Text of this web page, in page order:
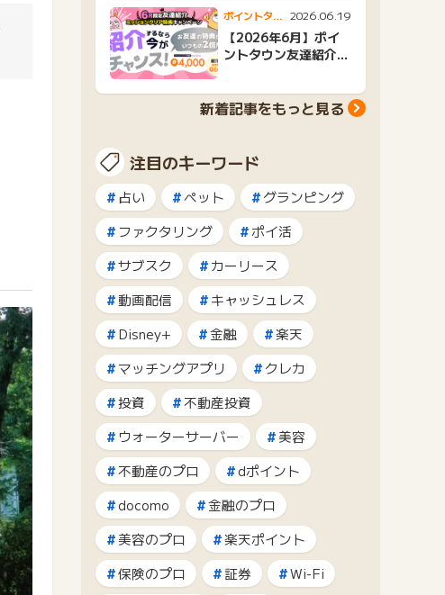
ポイントタウ
ンニュース
2026.06.19
【2026年6月】ポイ
ントタウン友達紹介キ
新着記事をもっと見る
注目のキーワード
占い ペット
グランピング
ファクタリング
ポイ活
サブスク
カーリース
動画配信
キャッシュレス
Disney+
金融
楽天
マッチングアプリ
クレカ
投資
不動産投資
ウォーターサーバー
美容
不動産のプロ
dポイント
docomo
金融のプロ
美容のプロ
楽天ポイント
保険のプロ
証券
Wi-Fi